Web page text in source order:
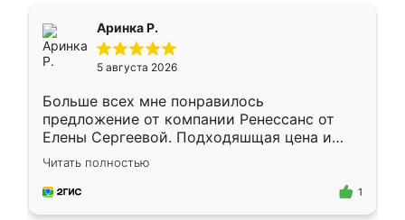
Аринка Р.
5 августа 2026
Больше всех мне понравилось
предложение от компании Ренессанс от
Елены Сергеевой. Подходяшщая цена и
короткие сроки изготовления. Приехавший
для замера сотрудник Владислав
предложил по моему эскизу самый
Читать полностью
1